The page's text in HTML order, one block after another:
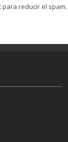
para reducir el spam.